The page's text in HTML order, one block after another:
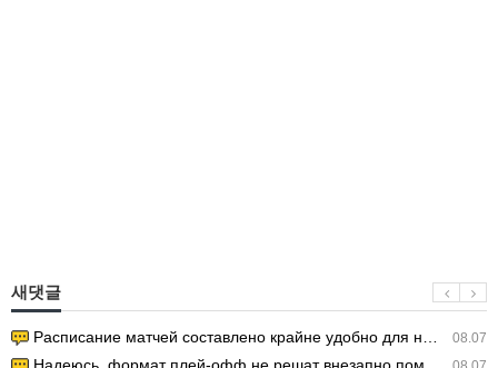
새댓글
08.07
Расписание матчей составлено крайне удобно для нашего часово…